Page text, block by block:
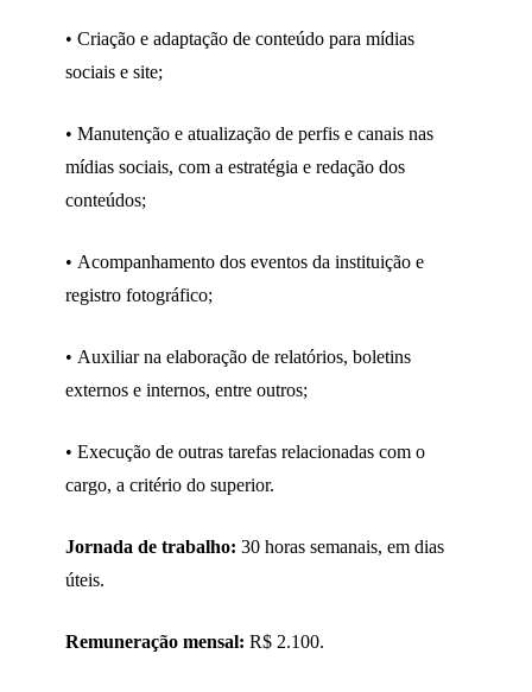
• Criação e adaptação de conteúdo para mídias
sociais e site;
• Manutenção e atualização de perfis e canais nas
mídias sociais, com a estratégia e redação dos
conteúdos;
• Acompanhamento dos eventos da instituição e
registro fotográfico;
• Auxiliar na elaboração de relatórios, boletins
externos e internos, entre outros;
• Execução de outras tarefas relacionadas com o
cargo, a critério do superior.
Jornada de trabalho: 30 horas semanais, em dias
úteis.
Remuneração mensal: R$ 2.100.